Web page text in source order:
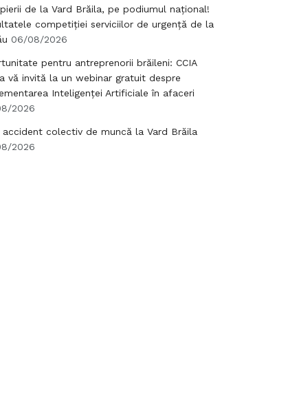
de la Vard Brăila, pe podiumul național!
competiției serviciilor de urgență de la
06/08/2026
pentru antreprenorii brăileni: CCIA
vă invită la un webinar gratuit despre
Inteligenței Artificiale în afaceri
2026
accident colectiv de muncă la Vard Brăila
2026